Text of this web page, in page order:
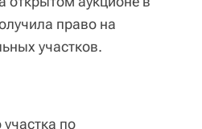
право на
участков.
по